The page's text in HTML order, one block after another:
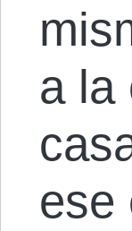
a la
ese